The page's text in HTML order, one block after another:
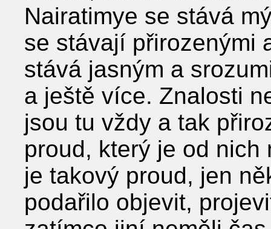
Nairatimye se stává
se stávají přirozenými
stává jasným a
a ještě více. Znalosti
jsou tu vždy a tak
proud, který je od
je takový proud, jen
podařilo objevit,